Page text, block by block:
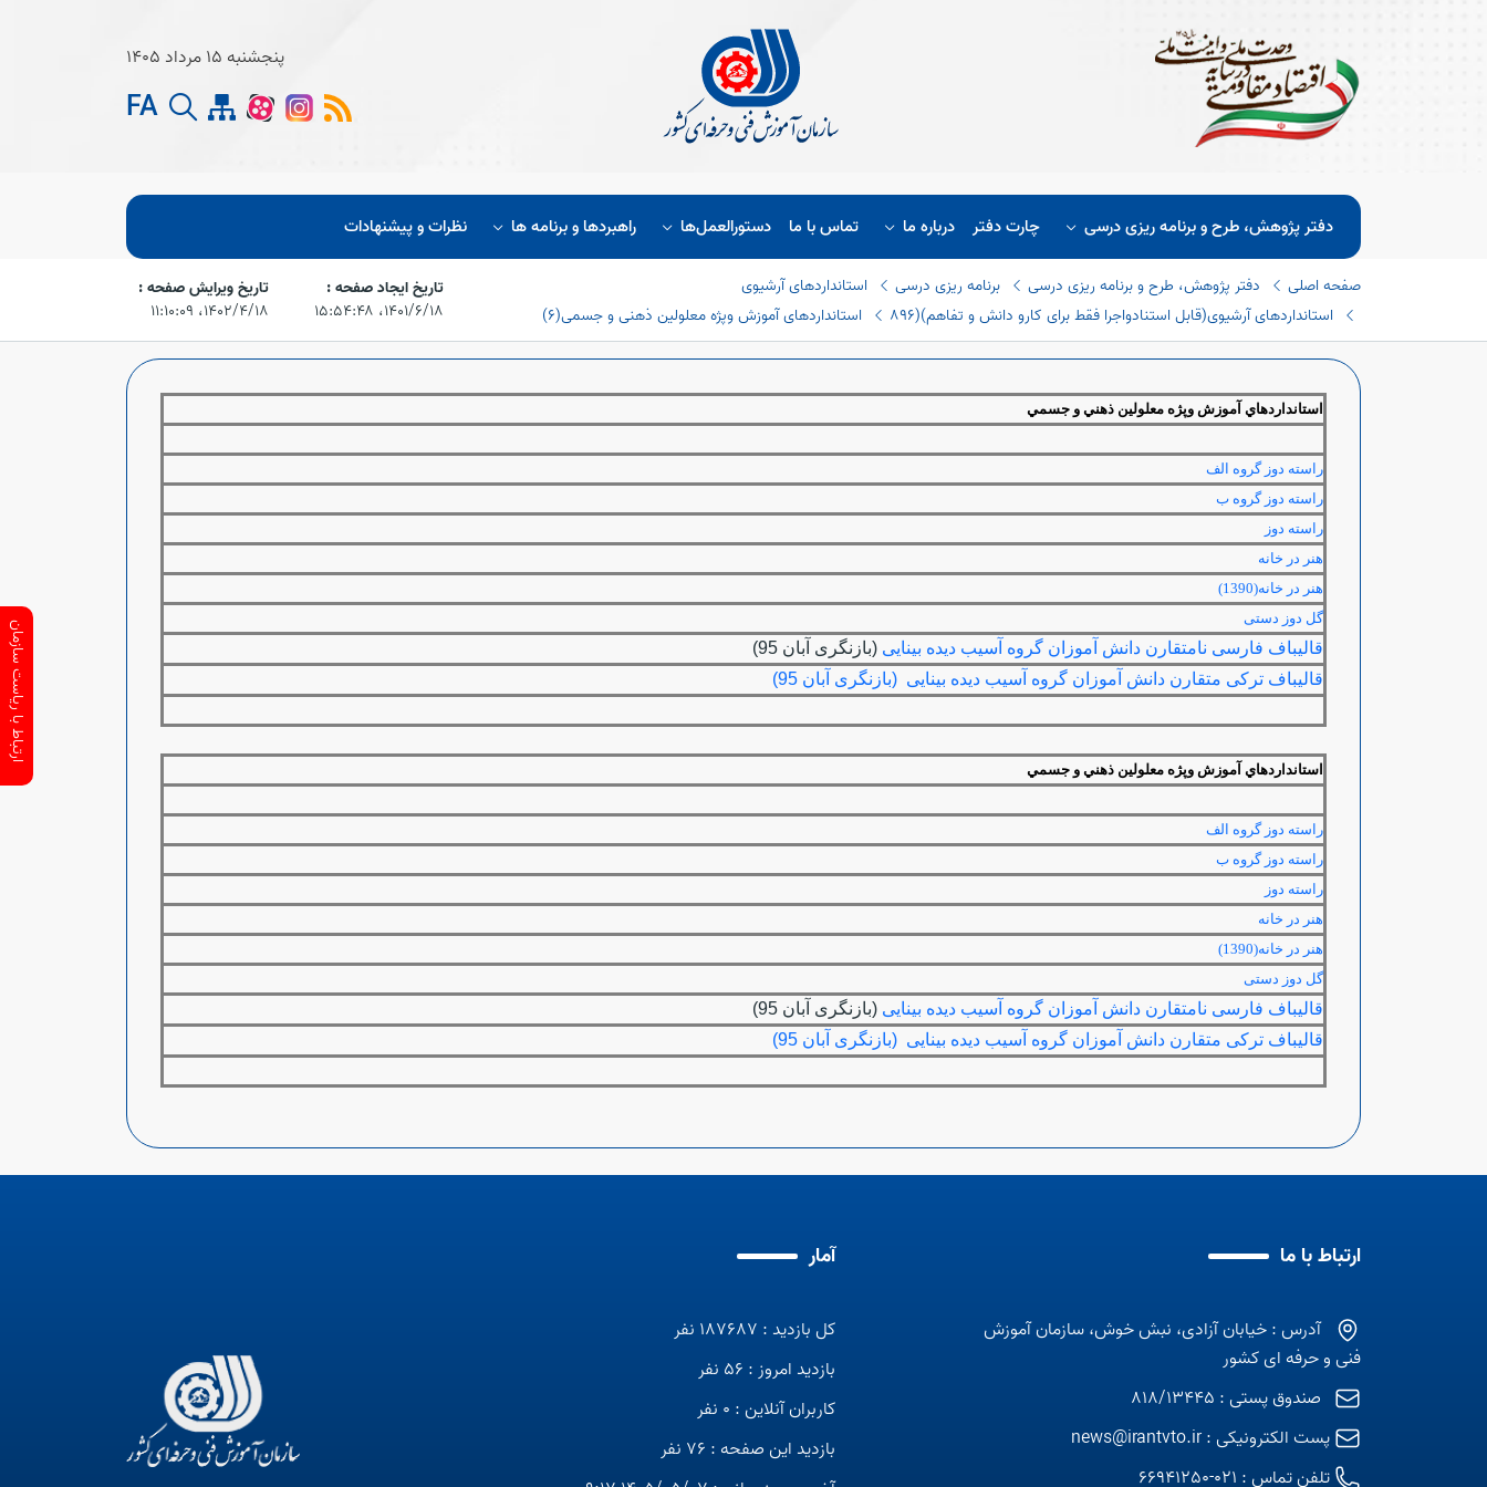
پنجشنبه 15 مرداد 1405
FA
دفتر پژوهش، طرح و برنامه ریزی درسی چارت دفتر درباره ما تماس با ما دستورالعمل‌ها راهبردها و برنامه ها نظرات و پیشنهادات
صفحه اصلی دفتر پژوهش، طرح و برنامه ریزی درسی برنامه ریزی درسی
استانداردهای آرشیوی
استانداردهای آرشیوی(قابل استنادواجرا فقط برای کارو دانش و تفاهم)(٨٩٦
استانداردهای آموزش وپژه معلولین ذهنی و جسمی(٦)
تاریخ ایجاد صفحه :
۱۴۰۱/۶/۱۸،‏ ۱۵:۵۴:۴۸
تاریخ ویرایش صفحه :
۱۴۰۲/۴/۱۸،‏ ۱۱:۱۰:۰۹
استانداردهاي آموزش وپژه معلولين ذهني و جسمي
راسته دوز گروه الف
راسته دوز گروه ب
راسته دوز
هنر در خانه
هنر در خانه(1390)
گل دوز دستی
قالیباف فارسی نامتقارن دانش آموزان گروه آسیب دیده بینایی (بازنگری آبان 95)
قالیباف ترکی متقارن دانش آموزان گروه آسیب دیده بینایی (بازنگری آبان 95)
استانداردهاي آموزش وپژه معلولين ذهني و جسمي
راسته دوز گروه الف
راسته دوز گروه ب
راسته دوز
هنر در خانه
هنر در خانه(1390)
گل دوز دستی
قالیباف فارسی نامتقارن دانش آموزان گروه آسیب دیده بینایی (بازنگری آبان 95)
قالیباف ترکی متقارن دانش آموزان گروه آسیب دیده بینایی (بازنگری آبان 95)
ارتباط با ما
آدرس : خیابان آزادی، نبش خوش، سازمان آموزش
فنی و حرفه ای کشور
صندوق پستی : 818/13445
پست الکترونیکی :news@irantvto.ir
تلفن تماس : 021-66941250
آمار
کل بازدید : 187687 نفر
بازدید امروز : 56 نفر
کاربران آنلاین : 0 نفر
بازدید این صفحه : 76 نفر
ارتباط با ریاست سازمان